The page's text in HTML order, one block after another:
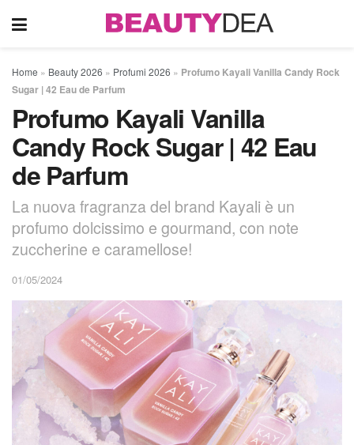
Home » Beauty 2026 » Profumi 2026 » Profumo Kayali Vanilla Candy Rock
Sugar | 42 Eau de Parfum
Profumo Kayali Vanilla
Candy Rock Sugar | 42 Eau
de Parfum
La nuova fragranza del brand Kayali è un
profumo dolcissimo e gourmand, con note
zuccherine e caramellose!
01/05/2024